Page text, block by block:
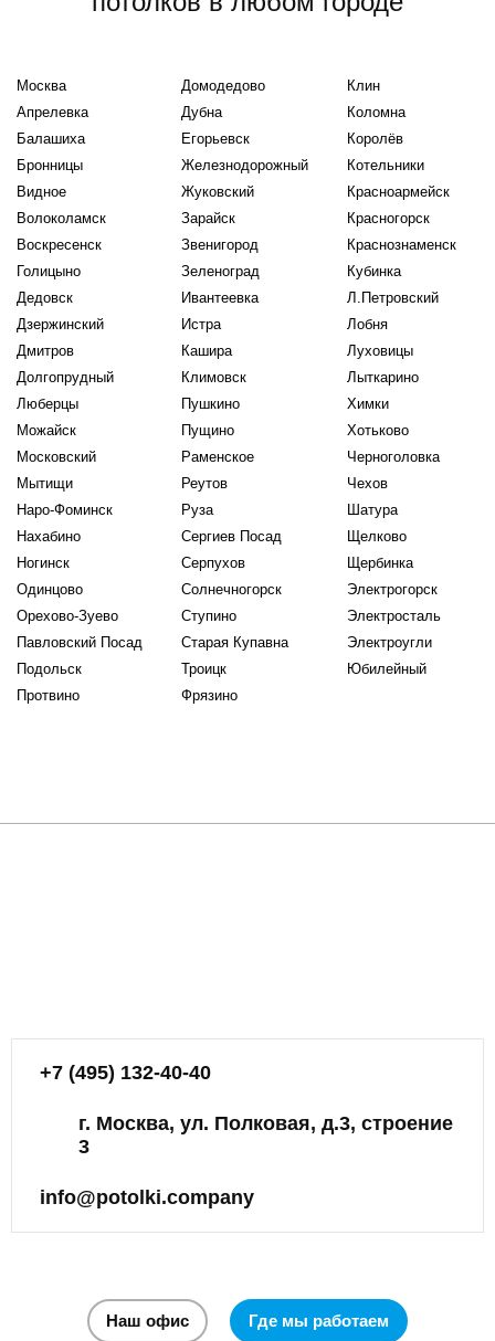
Москва
Апрелевка
Балашиха
Бронницы
Видное
Волоколамск
Воскресенск
Голицыно
Дедовск
Дзержинский
Дмитров
Долгопрудный
Домодедово
Дубна
Егорьевск
Железнодорожный
Жуковский
Зарайск
Звенигород
Зеленоград
Ивантеевка
Истра
Кашира
Климовск
Клин
Коломна
Королёв
Котельники
Красноармейск
Красногорск
Краснознаменск
Кубинка
Л.Петровский
Лобня
Луховицы
Лыткарино
Люберцы
Можайск
Московский
Мытищи
Наро-Фоминск
Нахабино
Ногинск
Одинцово
Орехово-Зуево
Павловский Посад
Подольск
Протвино
Пушкино
Пущино
Раменское
Реутов
Руза
Сергиев Посад
Серпухов
Солнечногорск
Ступино
Старая Купавна
Троицк
Фрязино
Химки
Хотьково
Черноголовка
Чехов
Шатура
Щелково
Щербинка
Электрогорск
Электросталь
Электроугли
Юбилейный
+7 (495) 132-40-40
г. Москва, ул. Полковая, д.3, строение
3
info@potolki.company
Наш офис Где мы работаем